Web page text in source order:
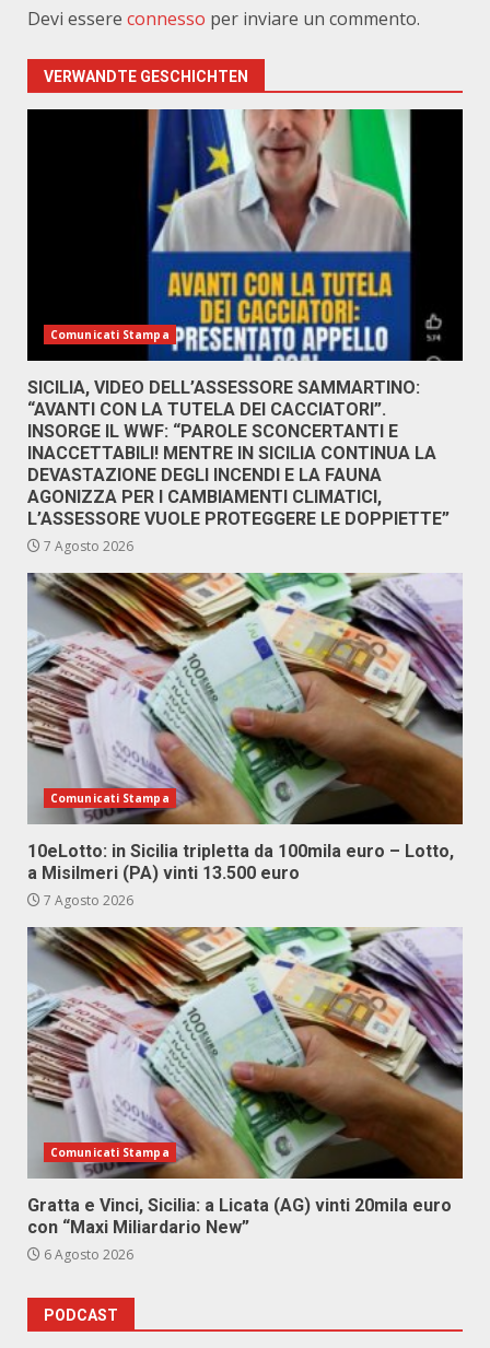
Devi essere connesso per inviare un commento.
VERWANDTE GESCHICHTEN
Comunicati Stampa
SICILIA, VIDEO DELL’ASSESSORE SAMMARTINO:
“AVANTI CON LA TUTELA DEI CACCIATORI”.
INSORGE IL WWF: “PAROLE SCONCERTANTI E
INACCETTABILI! MENTRE IN SICILIA CONTINUA LA
DEVASTAZIONE DEGLI INCENDI E LA FAUNA
AGONIZZA PER I CAMBIAMENTI CLIMATICI,
L’ASSESSORE VUOLE PROTEGGERE LE DOPPIETTE”
7 Agosto 2026
Comunicati Stampa
10eLotto: in Sicilia tripletta da 100mila euro – Lotto,
a Misilmeri (PA) vinti 13.500 euro
7 Agosto 2026
Comunicati Stampa
Gratta e Vinci, Sicilia: a Licata (AG) vinti 20mila euro
con “Maxi Miliardario New”
6 Agosto 2026
PODCAST